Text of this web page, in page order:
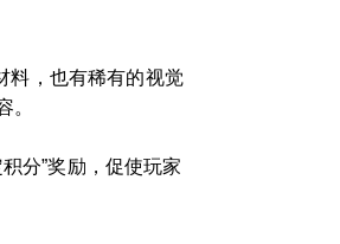
料，也有稀有的视觉
。
分”奖励，促使玩家